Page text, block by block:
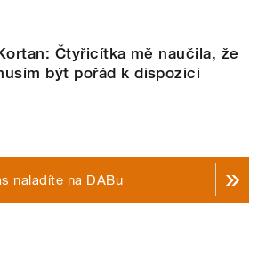
Čtyřicítka mě naučila, že
být pořád k dispozici
naladíte na DABu